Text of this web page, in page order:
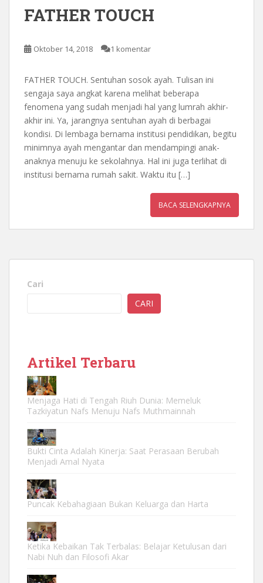
FATHER TOUCH
Oktober 14, 2018 1 komentar
FATHER TOUCH. Sentuhan sosok ayah. Tulisan ini
sengaja saya angkat karena melihat beberapa
fenomena yang sudah menjadi hal yang lumrah akhir-
akhir ini. Ya, jarangnya sentuhan ayah di berbagai
kondisi. Di lembaga bernama institusi pendidikan, begitu
minimnya ayah mengantar dan mendampingi anak-
anaknya menuju ke sekolahnya. Hal ini juga terlihat di
institusi bernama rumah sakit. Waktu itu […]
BACA SELENGKAPNYA
Cari
CARI
Artikel Terbaru
Menjaga Hati di Tengah Riuh Dunia: Memeluk
Tazkiyatun Nafs Menuju Nafs Muthmainnah
Bukti Cinta Adalah Kinerja: Saat Perasaan Berubah
Menjadi Amal Nyata
Puncak Kebahagiaan Bukan Keluarga dan Harta
Ketika Kebaikan Tak Terbalas: Belajar Ketulusan dari
Nabi Nuh dan Filosofi Akar